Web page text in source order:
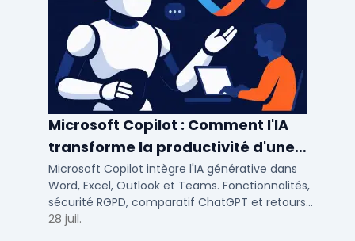
Microsoft Copilot : Comment l'IA
transforme la productivité d'une
PME/ETI ?
Microsoft Copilot intègre l'IA générative dans
Word, Excel, Outlook et Teams. Fonctionnalités,
sécurité RGPD, comparatif ChatGPT et retours
concrets pour PME et ETI françaises.
28 juil.